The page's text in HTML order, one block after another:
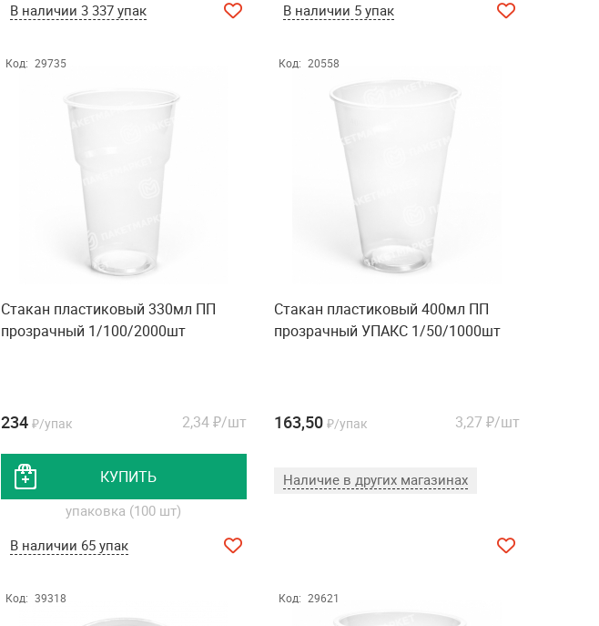
В наличии 3 337 упак
В наличии 5 упак
Код: 29735
Стакан пластиковый 330мл ПП
прозрачный 1/100/2000шт
234 ₽/упак 2,34₽/шт
КУПИТЬ
упаковка (100 шт)
В наличии 65 упак
Код: 20558
Стакан пластиковый 400мл ПП
прозрачный УПАКС 1/50/1000шт
163,50 ₽/упак 3,27 ₽/шт
Наличие в других магазинах
Код: 39318 Код: 29621